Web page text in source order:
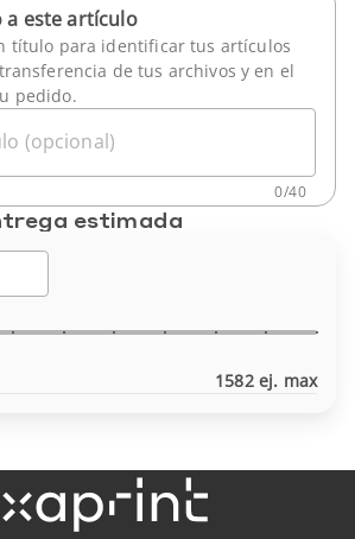
a este artículo
título para identificar tus artículos
de tus archivos y en el
pedido.
(opcional)
0/40
estimada
1582 ej. max